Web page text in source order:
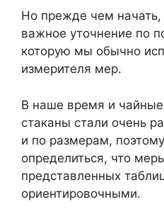
Но прежде чем начать,
важное уточнение по
которую мы обычно
измерителя мер.
В наше время и
стаканы стали очень
и по размерам,
определиться, что
представленных
ориентировочными.